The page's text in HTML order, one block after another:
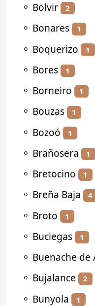
⚬ Bolvir 2
⚬ Bonares 1
⚬ Boquerizo 1
⚬ Bores 1
⚬ Borneiro 1
⚬ Bouzas 1
⚬ Bozoó 1
⚬ Brañosera 1
⚬ Bretocino 1
⚬ Breña Baja 4
⚬ Broto 1
⚬ Buciegas 1
⚬ Buenache de
⚬ Bujalance 2
⚬ Bunyola 1